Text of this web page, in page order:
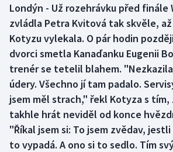
Box
Curling
Dostihy
Florbal
Futsal
Londýn - Už rozehrávku před finále
zvládla Petra Kvitová tak skvěle,
Kotyzu vylekala. O pár hodin
dvorci smetla Kanaďanku Eugenii
trenér se tetelil blahem.
údery. Všechno jí tam padalo.
jsem měl strach," řekl Kotyza s
takhle hrát neviděl od konce
"Říkal jsem si: To jsem zvědav,
to vypadá. A ono si to sedlo. Tím